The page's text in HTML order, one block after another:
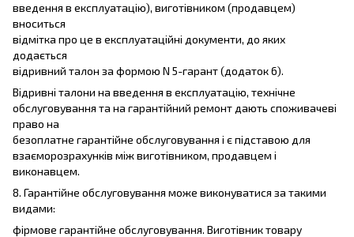
введення в експлуатацію), виготівником (продавцем)
вноситься
відмітка про це в експлуатаційні документи, до яких
додається
відривний талон за формою N 5-гарант (додаток 6).
Відривні талони на введення в експлуатацію, технічне
обслуговування та на гарантійний ремонт дають споживачеві
право на
безоплатне гарантійне обслуговування і є підставою для
взаєморозрахунків між виготівником, продавцем і
виконавцем.
8. Гарантійне обслуговування може виконуватися за такими
видами:
фірмове гарантійне обслуговування. Виготівник товару